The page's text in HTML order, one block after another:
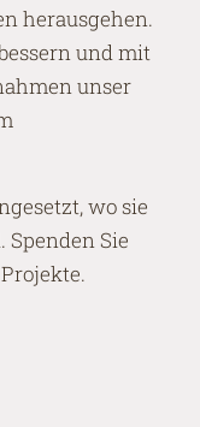
herausgehen.
und mit
unser
wo sie
Sie